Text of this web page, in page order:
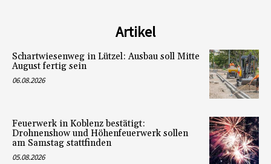
Artikel
Schartwiesenweg in Lützel: Ausbau soll Mitte
August fertig sein
06.08.2026
Feuerwerk in Koblenz bestätigt:
Drohnenshow und Höhenfeuerwerk sollen
am Samstag stattfinden
05.08.2026